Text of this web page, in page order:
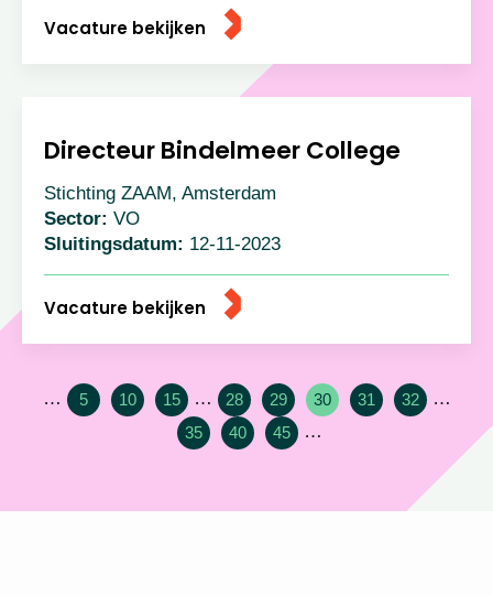
Vacature bekijken
Directeur Bindelmeer College
Stichting ZAAM, Amsterdam
Sector: VO
Sluitingsdatum: 12-11-2023
Vacature bekijken
… 5 10 15 … 28 29 30 31 32 …
35 40 45 …